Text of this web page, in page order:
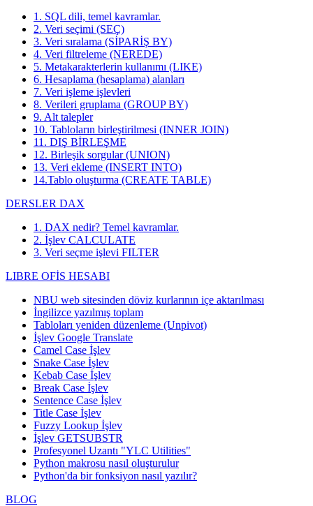
1. SQL dili, temel kavramlar.
2. Veri seçimi (SEÇ)
3. Veri sıralama (SİPARİŞ BY)
4. Veri filtreleme (NEREDE)
5. Metakarakterlerin kullanımı (LIKE)
6. Hesaplama (hesaplama) alanları
7. Veri işleme işlevleri
8. Verileri gruplama (GROUP BY)
9. Alt talepler
10. Tabloların birleştirilmesi (INNER JOIN)
11. DIŞ BİRLEŞME
12. Birleşik sorgular (UNION)
13. Veri ekleme (INSERT INTO)
14.Tablo oluşturma (CREATE TABLE)
DERSLER DAX
1. DAX nedir? Temel kavramlar.
2. İşlev CALCULATE
3. Veri seçme işlevi FILTER
LIBRE OFİS HESABI
NBU web sitesinden döviz kurlarının içe aktarılması
İngilizce yazılmış toplam
Tabloları yeniden düzenleme (Unpivot)
İşlev Google Translate
Camel Case İşlev
Snake Case İşlev
Kebab Case İşlev
Break Case İşlev
Sentence Case İşlev
Title Case İşlev
Fuzzy Lookup İşlev
İşlev GETSUBSTR
Profesyonel Uzantı "YLC Utilities"
Python makrosu nasıl oluşturulur
Python'da bir fonksiyon nasıl yazılır?
BLOG